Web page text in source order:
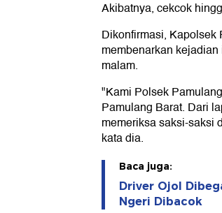
Akibatnya, cekcok
Dikonfirmasi, Kapolsek
membenarkan
malam.
"Kami Polsek
Pamulang Barat. Dari
memeriksa saksi-saksi
kata dia.
Baca juga:
Driver Ojol
Ngeri Dibacok